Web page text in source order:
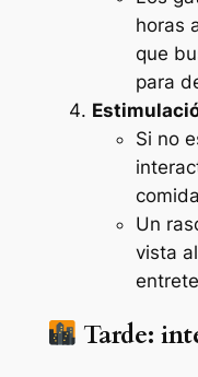
horas
que
para
Si no
Un
vista
Tarde: